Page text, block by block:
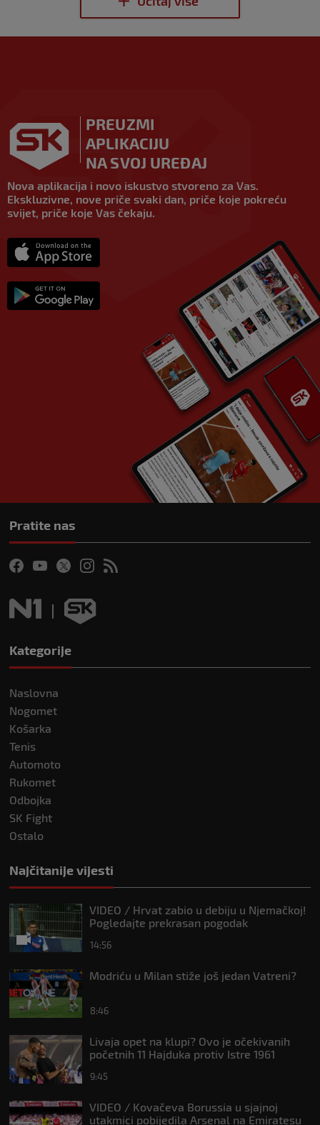
PREUZMI
APLIKACIJU
NA SVOJ UREĐAJ
Nova aplikacija i novo iskustvo stvoreno za Vas.
Ekskluzivne, nove priče svaki dan, priče koje pokreću
svijet, priče koje Vas čekaju.
Pratite nas
Kategorije
Naslovna
Nogomet
Košarka
Tenis
Automoto
Rukomet
Odbojka
SK Fight
Ostalo
Najčitanije vijesti
VIDEO / Hrvat zabio u debiju u Njemačkoj!
Pogledajte prekrasan pogodak
14:56
Modriću u Milan stiže još jedan Vatreni?
8:46
Livaja opet na klupi? Ovo je očekivanih
početnih 11 Hajduka protiv Istre 1961
9:45
VIDEO / Kovačeva Borussia u sjajnoj
utakmici pobijedila Arsenal na Emiratesu